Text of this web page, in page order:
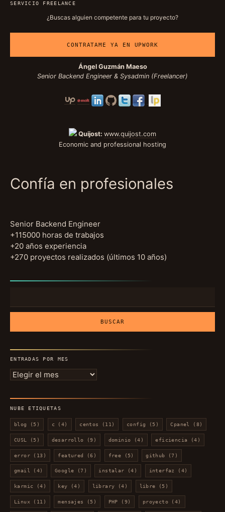
SERVICIO FREELANCE
¿Buscas alguien competente para tu proyecto?
CONTRATAME YA EN UPWORK
Ángel Guzmán Maeso
Senior Backend Engineer & Sysadmin (Freelancer)
Quijost: www.quijost.com
Economic and professional hosting
Confía en profesionales
Senior Backend Engineer
+115000 horas de trabajos
+20 años experiencia
+270 proyectos realizados (últimos 10 años)
ENTRADAS POR MES
Entradas
mes
NUBE ETIQUETAS
blog (5) c (4) centos (11) config (5) Cpanel (8)
CUSL (5) desarrollo (9) dominio (4) eficiencia (4)
error(13) featured (6) free (5) github (7)
gmail (4) Google (7) instalar (4) interfaz (4)
karmic (4) key (4) library (4) libre (5)
Linux (11) mensajes (5) PHP (9) proyecto (4)